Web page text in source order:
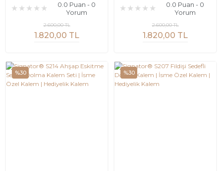
0.0 Puan - 0
Yorum
1.820,00 TL
2.600,00 TL
0.0 Puan - 0
Yorum
1.820,00 TL
2.600,00 TL
%30 %30